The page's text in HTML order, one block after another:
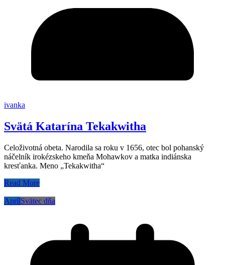
ivanka
Svätá Katarína Tekakwitha
Celoživotná obeta. Narodila sa roku v 1656, otec bol pohanský
náčelník irokézskeho kmeňa Mohawkov a matka indiánska
kresťanka. Meno „Tekakwitha“
Read More
AprílSvätec dňa